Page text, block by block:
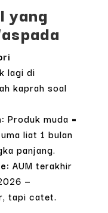
yang
lagi di
kaprah soal
Produk muda =
liat 1 bulan
panjang.
AUM terakhir
—
tapi catet.